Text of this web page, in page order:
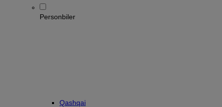
Personbiler
Qashqai